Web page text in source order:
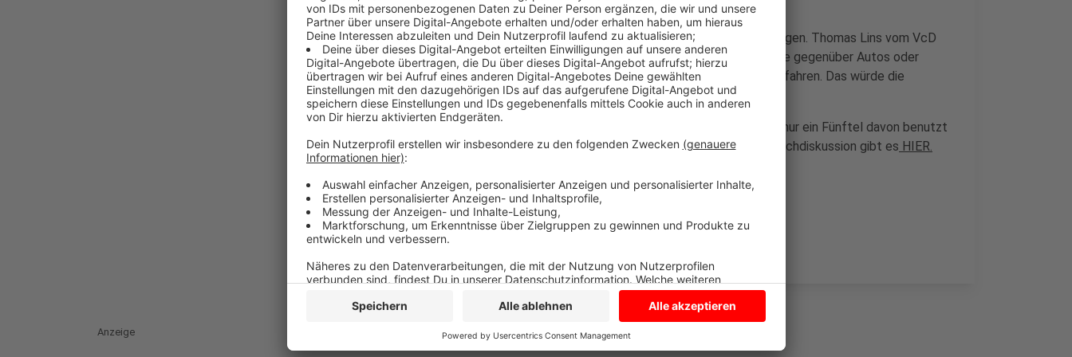
Es geht darum, dass mehr Menschen langfristig auf Busse umsteigen. Thomas Lins vom VcD
setzt sich unter anderem für Busspuren ein. Dadurch hätten Busse gegenüber Autos oder
Motorrädern Vorrang und könnten schneller durch die Innenstadt fahren. Das würde die
Attraktivität steigern.
Täglich pendeln rund 380.000 Menschen von und nach Münster - nur ein Fünftel davon benutzt
Bus und Bahn - das müsse sich dringend ändern. Mehr Infos zur Fachdiskussion gibt es HIER.
Anzeige
Anzeige